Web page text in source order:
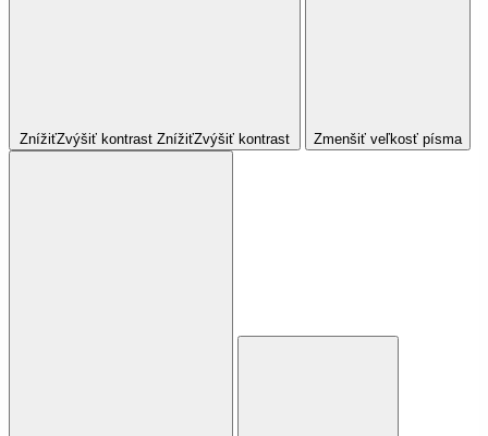
ZnížiťZvýšiť kontrast ZnížiťZvýšiť kontrast Zmenšiť veľkosť písma